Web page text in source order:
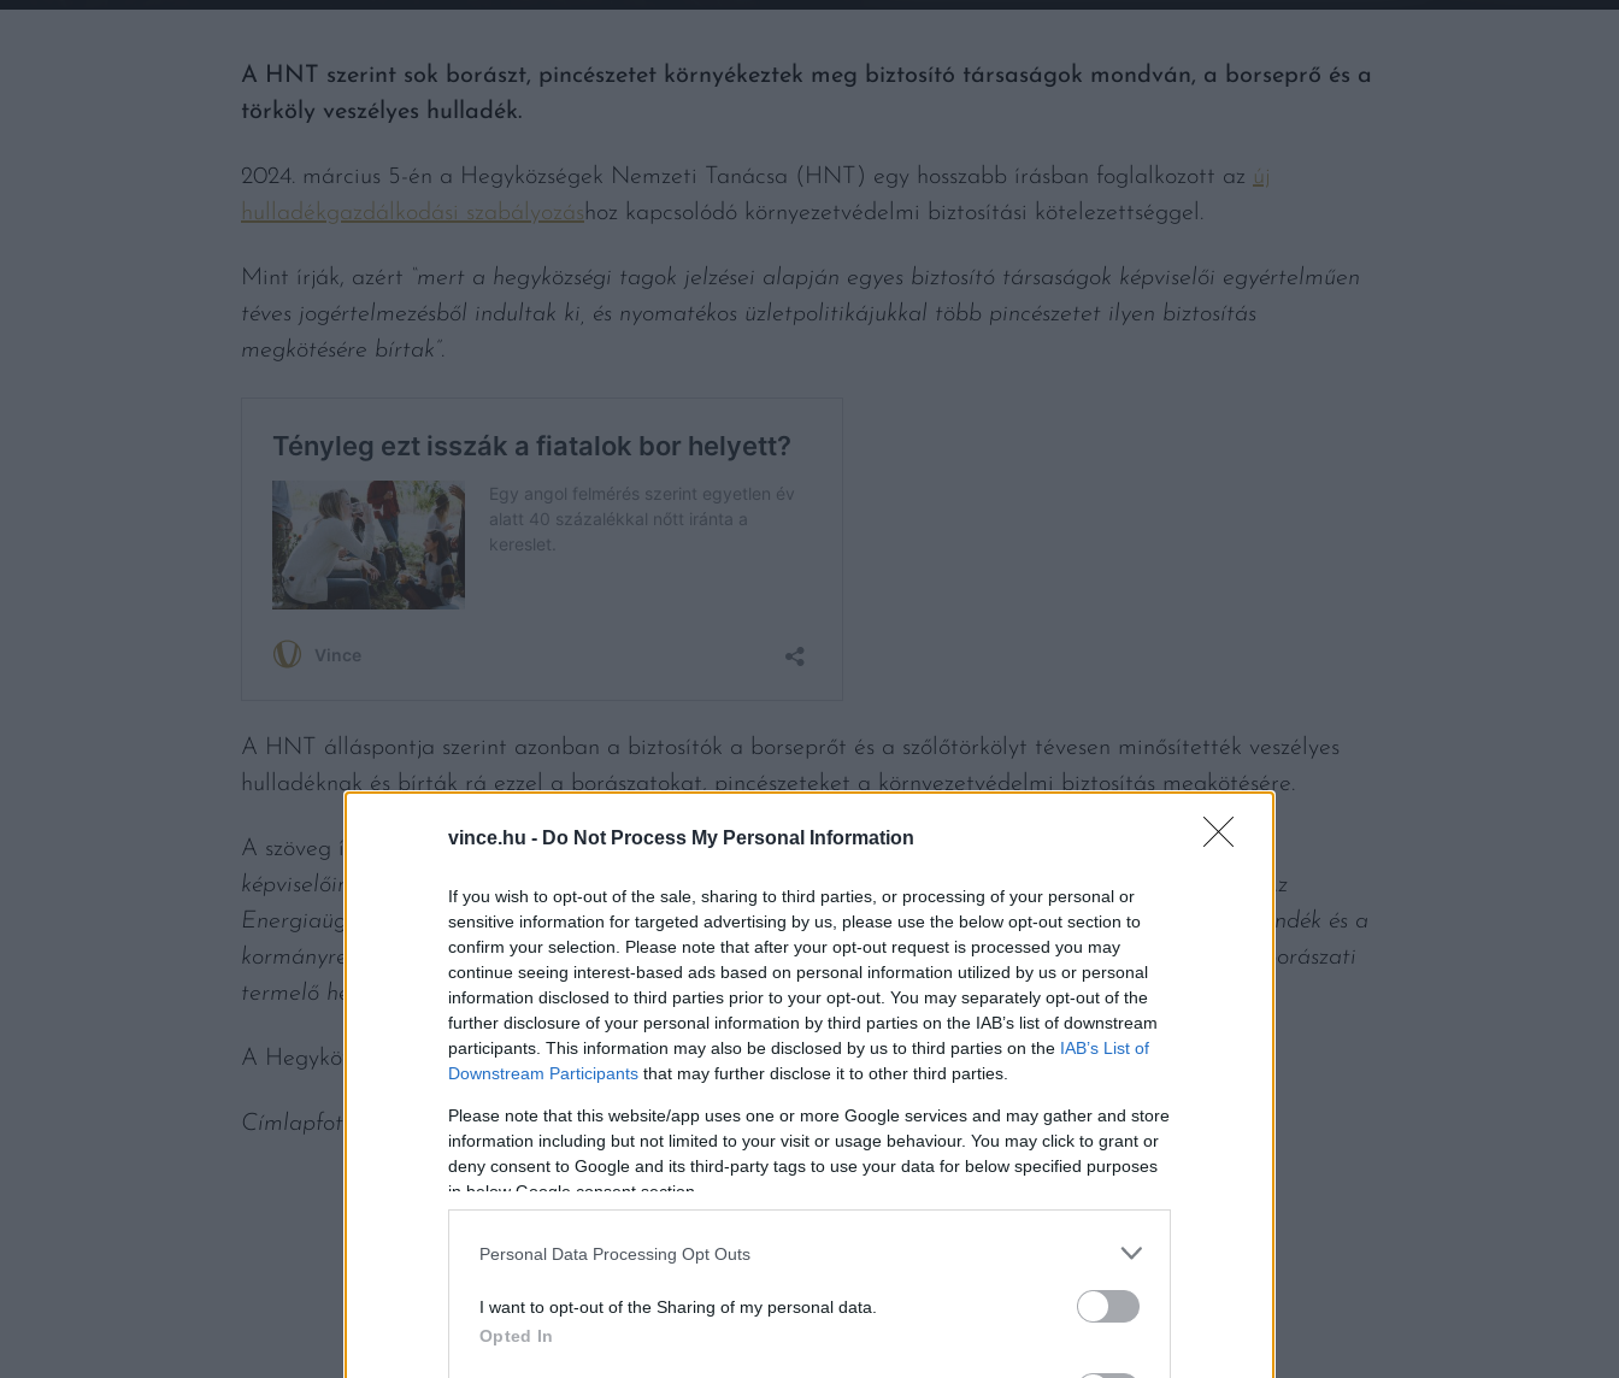
vince.hu - Do Not Process My Personal Information
If you wish to opt-out of the sale, sharing to third parties, or processing of your personal or
sensitive information for targeted advertising by us, please use the below opt-out section to
confirm your selection. Please note that after your opt-out request is processed you may
continue seeing interest-based ads based on personal information utilized by us or personal
information disclosed to third parties prior to your opt-out. You may separately opt-out of the
further disclosure of your personal information by third parties on the IAB’s list of downstream
participants. This information may also be disclosed by us to third parties on the IAB’s List of
Downstream Participants that may further disclose it to other third parties.
Please note that this website/app uses one or more Google services and may gather and store
information including but not limited to your visit or usage behaviour. You may click to grant or
deny consent to Google and its third-party tags to use your data for below specified purposes
in below Google consent section.
Personal Data Processing Opt Outs
I want to opt-out of the Sharing of my personal data.
Opted In
A HNT szerint sok borászt, pincészetet környékeztek meg biztosító társaságok mondván, a borseprő és a
törköly veszélyes hulladék.
2024. március 5-én a Hegyközségek Nemzeti Tanácsa (HNT) egy hosszabb írásban foglalkozott az új
hulladékgazdálkodási szabályozáshoz kapcsolódó környezetvédelmi biztosítási kötelezettséggel.
Mint írják, azért
“mert a hegyközségi tagok jelzései alapján egyes biztosító társaságok képviselői egyértelműen
téves jogértelmezésből indultak ki, és nyomatékos üzletpolitikájukkal több pincészetet ilyen biztosítás
megkötésére bírtak” .
A HNT álláspontja szerint azonban a biztosítók a borseprőt és a szőlőtörkölyt tévesen minősítették veszélyes
hulladéknak és bírták rá ezzel a borászatokat, pincészeteket a környezetvédelmi biztosítás megkötésére.
A szöveg így folytatódik:“Hegyközségek Nemzeti Tanácsa különösen károsnak tartotta a biztosítók
képviselőinek ezen ügyféltoborzási módszerét különösen a jelenlegi háborús gazdasági környezetben. Az
Energiaügyi Minisztérium a HNT levelére soron kívül válaszolt. Az EM által ismertetett jogalkotói szándék és a
kormányrendelet fogalommeghatározása alapján elmondható, hogy a hagyományos szőlőtermelő és borászati
termelő hegyközségi tagok tevékenysége nem minősül hulladékkezelésnek.”
A Hegyközségek Nemzeti Tanácsának teljes közleménye elolvasható aweboldalukon.
Címlapfotó: Thomas Wavid Johns/ Unsplash